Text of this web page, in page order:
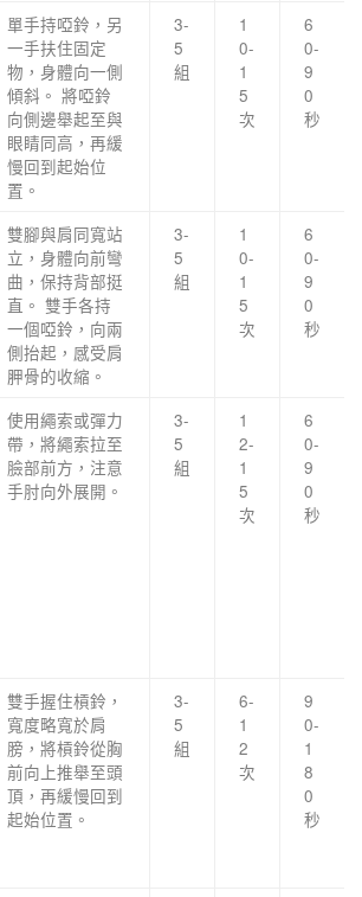
單手持啞鈴，另
一手扶住固定
物，身體向一側
傾斜。 將啞鈴
向側邊舉起至與
眼睛同高，再緩
慢回到起始位
置。
3-
5
組
1
0-
1
5
次
6
0-
9
0
秒
雙腳與肩同寬站
立，身體向前彎
曲，保持背部挺
直。 雙手各持
一個啞鈴，向兩
側抬起，感受肩
胛骨的收縮。
3-
5
組
1
0-
1
5
次
6
0-
9
0
秒
使用繩索或彈力
帶，將繩索拉至
臉部前方，注意
手肘向外展開。
3-
5
組
1
2-
1
5
次
6
0-
9
0
秒
雙手握住槓鈴，
寬度略寬於肩
膀，將槓鈴從胸
前向上推舉至頭
頂，再緩慢回到
起始位置。
3-
5
組
6-
1
2
次
9
0-
1
8
0
秒